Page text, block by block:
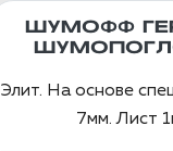
ШУМОФФ
Элит. На основе
7мм. Лист